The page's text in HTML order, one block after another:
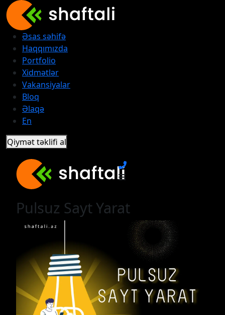
Əsas səhifə
Haqqımızda
Portfolio
Xidmətlər
Vakansiyalar
Bloq
Əlaqə
En
Qiymət təklifi al
Pulsuz Sayt Yarat